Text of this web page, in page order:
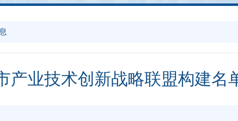
产业技术创新战略联盟构建名